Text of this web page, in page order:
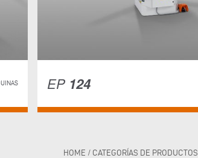
EP 124
HOME / CATEGORÍAS DE PRODUCTOS